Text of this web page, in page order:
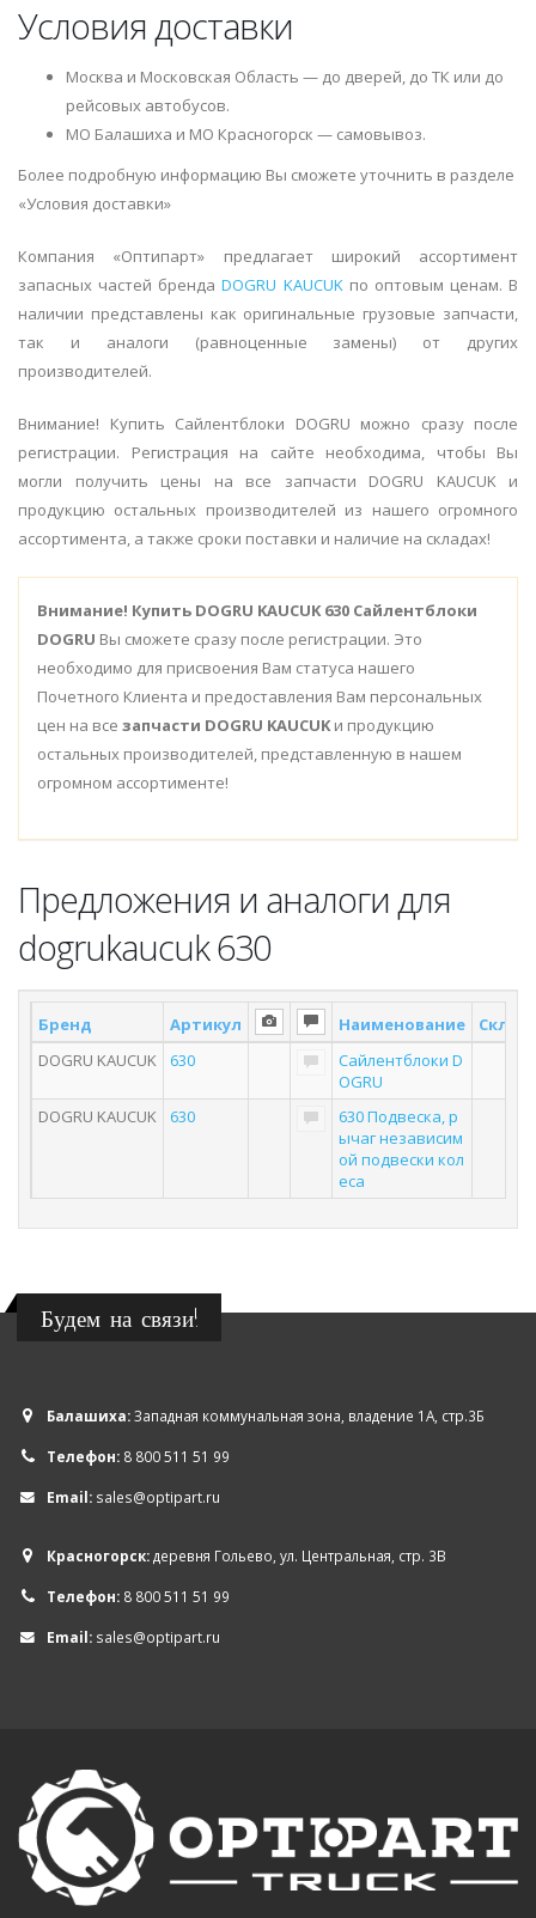
Условия доставки
Москва и Московская Область — до дверей, до ТК или до
рейсовых автобусов.
МО Балашиха и МО Красногорск — самовывоз.
Более подробную информацию Вы сможете уточнить в разделе
«Условия доставки»
Компания «Оптипарт» предлагает широкий ассортимент
запасных частей брендаDOGRU KAUCUKпо оптовым ценам. В
наличии представлены как оригинальные грузовые запчасти,
так и аналоги (равноценные замены) от других
производителей.
Внимание! Купить Сайлентблоки DOGRU можно сразу после
регистрации. Регистрация на сайте необходима, чтобы Вы
могли получить цены на все запчасти DOGRU KAUCUK и
продукцию остальных производителей из нашего огромного
ассортимента, а также сроки поставки и наличие на складах!
Внимание! Купить DOGRU KAUCUK 630 Сайлентблоки
DOGRU Вы сможете сразу после регистрации. Это
необходимо для присвоения Вам статуса нашего
Почетного Клиента и предоставления Вам персональных
цен на все запчасти DOGRU KAUCUK и продукцию
остальных производителей, представленную в нашем
огромном ассортименте!
Предложения и аналоги для
dogrukaucuk 630
Бренд Артикул Наименование
Склад
DOGRU KAUCUK
630
Сайлентблоки D
OGRU
DOGRU KAUCUK
630
630 Подвеска, р
ычаг независим
ой подвески кол
еса
Будем на связи!
Балашиха:Западная коммунальная зона, владение 1А, стр.3Б
Телефон: 8 800 511 51 99
Email: sales@optipart.ru
Красногорск:деревня Гольево, ул. Центральная, стр. 3В
Телефон: 8 800 511 51 99
Email: sales@optipart.ru